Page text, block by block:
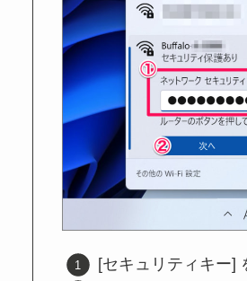
[セキュリティキー]